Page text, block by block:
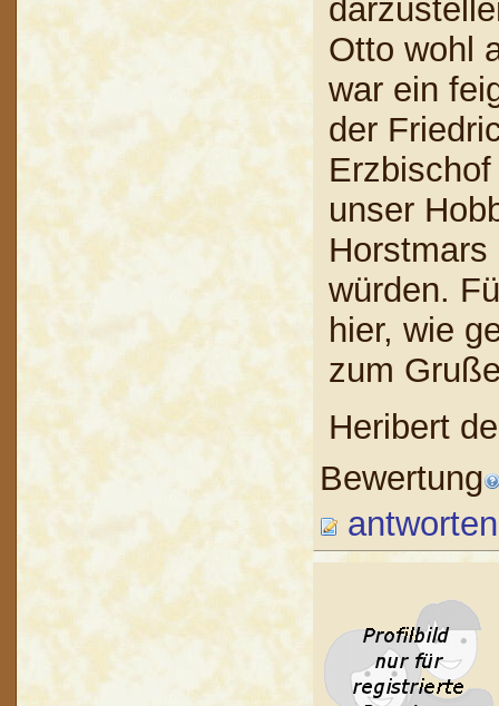
Otto wohl
war ein
der
unser
würden.
hier, wie
zum
Heribert
Bewertung
antworten